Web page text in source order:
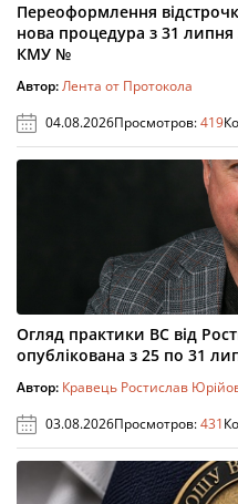
Переоформлення
нова процедура з 31
КМУ №
Автор:Лента от Протокола
04.08.2026Просмотров:419
Огляд практики ВС від
опублікована з 25 по 31
Автор: Кравець Ростислав
03.08.2026Просмотров:431